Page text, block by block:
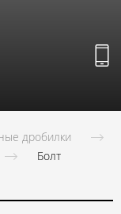
дробилки
Болт